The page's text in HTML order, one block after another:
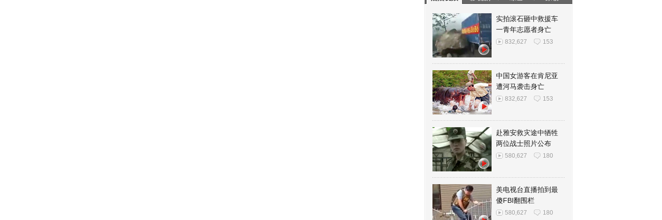
实拍滚石砸中救援车
一青年志愿者身亡
832,627 153
中国女游客在肯尼亚
遭河马袭击身亡
832,627 153
赴雅安救灾途中牺牲
两位战士照片公布
580,627 180
美电视台直播拍到最
傻FBI翻围栏
580,627 180